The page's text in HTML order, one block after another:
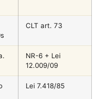
CLT art. 73
NR-6 + Lei
12.009/09
Lei 7.418/85